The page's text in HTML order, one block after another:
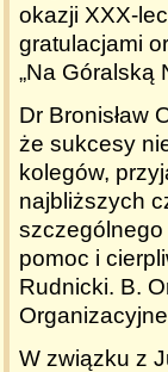
okazji XXX-
gratulacjami
„Na Góralską
Dr Bronisław
że sukcesy
kolegów,
najbliższych
szczególnego
pomoc i
Rudnicki. B.
W związku z